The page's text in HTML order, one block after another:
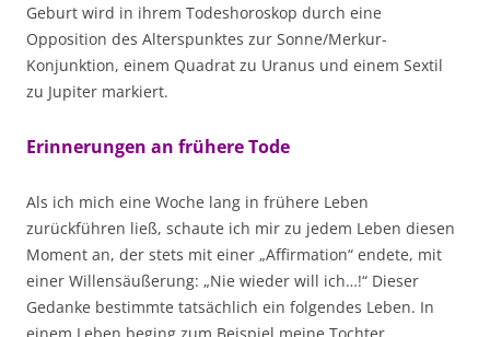
Geburt wird in ihrem Todeshoroskop durch eine
Opposition des Alterspunktes zur Sonne/Merkur-
Konjunktion, einem Quadrat zu Uranus und einem Sextil
zu Jupiter markiert.
Erinnerungen an frühere Tode
Als ich mich eine Woche lang in frühere Leben
zurückführen ließ, schaute ich mir zu jedem Leben diesen
Moment an, der stets mit einer „Affirmation“ endete, mit
einer Willensäußerung: „Nie wieder will ich…!“ Dieser
Gedanke bestimmte tatsächlich ein folgendes Leben. In
einem Leben beging zum Beispiel meine Tochter